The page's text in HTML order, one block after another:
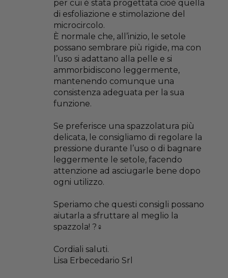
per cui è stata progettata cioè quella
di esfoliazione e stimolazione del
microcircolo.
È normale che, all’inizio, le setole
possano sembrare più rigide, ma con
l’uso si adattano alla pelle e si
ammorbidiscono leggermente,
mantenendo comunque una
consistenza adeguata per la sua
funzione.
Se preferisce una spazzolatura più
delicata, le consigliamo di regolare la
pressione durante l’uso o di bagnare
leggermente le setole, facendo
attenzione ad asciugarle bene dopo
ogni utilizzo.
Speriamo che questi consigli possano
aiutarla a sfruttare al meglio la
spazzola! ?‍♀️
Cordiali saluti.
Lisa Erbecedario Srl